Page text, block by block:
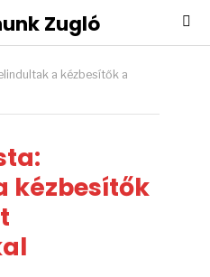
a kézbesítők a
kézbesítők